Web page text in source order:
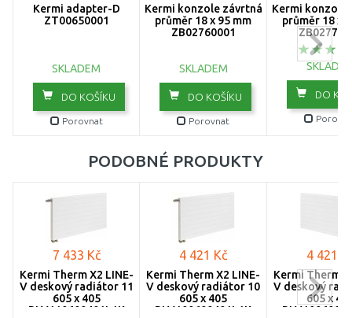
1105
1605
Kermi adapter-D
ZT00650001
SKLADEM
DO KOŠÍKU
Porovnat
Kermi konzole závrtná
průměr 18 x 95 mm
ZB02760001
SKLADEM
DO KOŠÍKU
Porovnat
Kermi konzole
průměr 18 x
DO
PODOBNÉ PRODUKTY
7 433 Kč
Kermi Therm X2 LINE-
V deskový radiátor 11
605 x 405
PLV110600401L1K
4 421 Kč
Kermi Therm X2 LINE-
V deskový radiátor 10
605 x 405
PLV100600401L1K
4 421
Kermi Therm
V deskový
605 x